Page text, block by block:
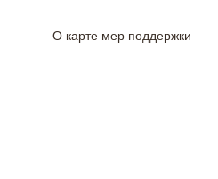
О карте мер поддержки